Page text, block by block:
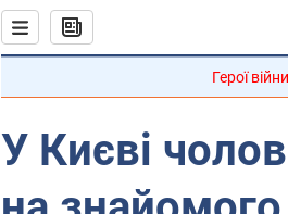
Герої війни
У Києві